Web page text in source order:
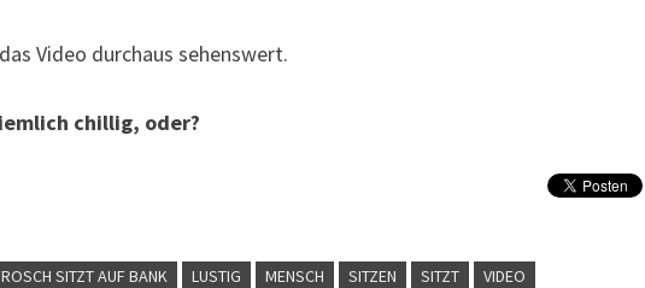
Video durchaus sehenswert.
chillig, oder?
SITZT AUF BANK LUSTIG MENSCH SITZEN SITZT VIDEO